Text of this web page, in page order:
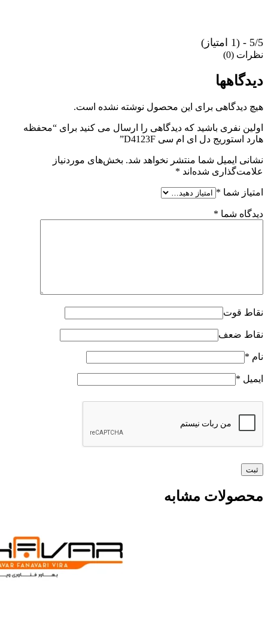
5/5 - (1 امتیاز)
نظرات (0)
دیدگاهها
هیچ دیدگاهی برای این محصول نوشته نشده است.
اولین نفری باشید که دیدگاهی را ارسال می کنید برای “محفظه
هارد استوریج دل ای ام سی D4123F”
نشانی ایمیل شما منتشر نخواهد شد. بخش‌های موردنیاز
علامت‌گذاری شده‌اند *
امتیاز شما *
دیدگاه شما *
نقاط قوت
نقاط ضعف
نام *
ایمیل *
محصولات مشابه